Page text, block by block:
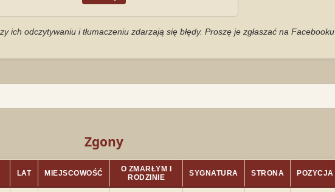
ich odczytywaniu i tłumaczeniu zdarzają się błędy. Proszę je zgłaszać na Facebooku
Zgony
LAT MIEJSCOWOŚĆ
O ZMARŁYM I
RODZINIE
SYGNATURA STRONA POZYCJA